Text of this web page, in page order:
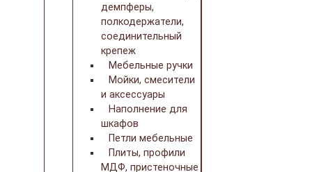
демпферы,
полкодержатели,
соединительный
крепеж
Мебельные ручки
Мойки, смесители
и аксессуары
Наполнение для
шкафов
Петли мебельные
Плиты, профили
МДФ, пристеночные